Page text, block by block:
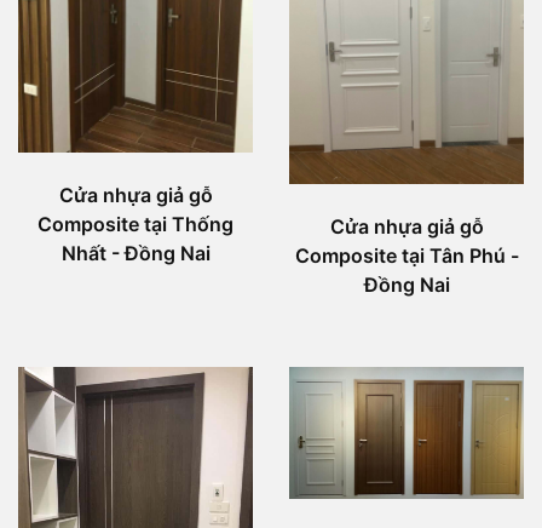
Cửa nhựa giả gỗ
Composite tại Thống
Nhất - Đồng Nai
Cửa nhựa giả gỗ
Composite tại Tân Phú -
Đồng Nai